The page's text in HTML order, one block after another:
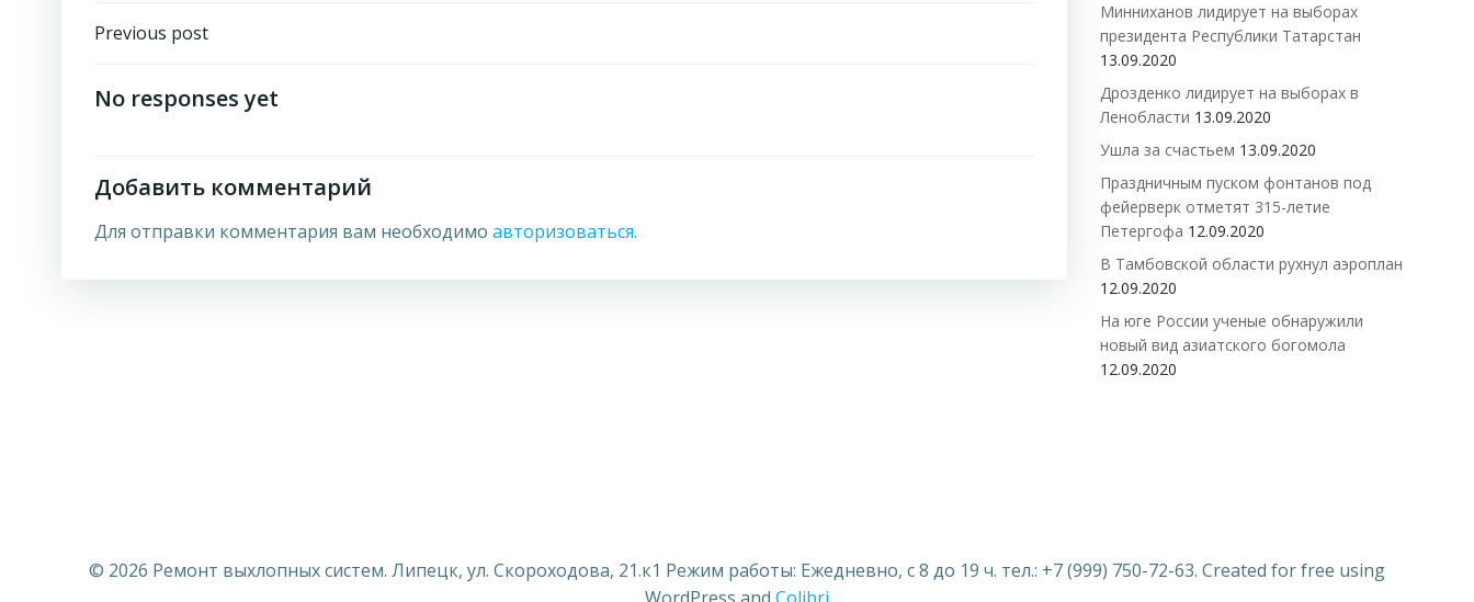
Навигация
по
Previous post
No responses yet
Добавить комментарий
Для отправки комментария вам необходимо авторизоваться.
Минниханов лидирует на выборах
президента Республики Татарстан
13.09.2020
Дрозденко лидирует на выборах в
Ленобласти 13.09.2020
Ушла за счастьем 13.09.2020
Праздничным пуском фонтанов под
фейерверк отметят 315-летие
Петергофа 12.09.2020
В Тамбовской области рухнул аэроплан
12.09.2020
На юге России ученые обнаружили
новый вид азиатского богомола
12.09.2020
© 2026 Ремонт выхлопных систем. Липецк, ул. Скороходова, 21.к1 Режим работы: Ежедневно, с 8 до 19 ч. тел.: +7 (999) 750-72-63. Created for free using